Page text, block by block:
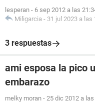
lesperan - 6 sep 2012 a las
Miligarcia - 31 jul 2023 a las
3 respuestas
ami esposa la pico
embarazo
melky moran - 25 dic 2012 a